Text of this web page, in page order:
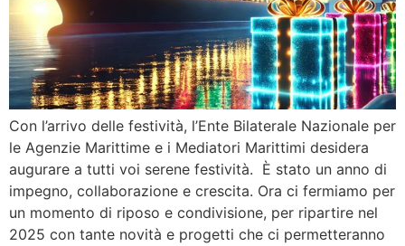
Con l’arrivo delle festività, l’Ente Bilaterale Nazionale per
le Agenzie Marittime e i Mediatori Marittimi desidera
augurare a tutti voi serene festività. È stato un anno di
impegno, collaborazione e crescita. Ora ci fermiamo per
un momento di riposo e condivisione, per ripartire nel
2025 con tante novità e progetti che ci permetteranno